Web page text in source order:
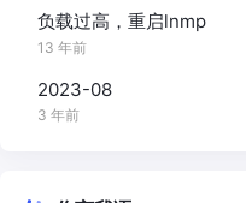
负载过高，重启lnmp
13 年前
2023-08
3 年前